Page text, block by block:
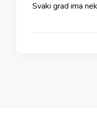
Svaki grad ima